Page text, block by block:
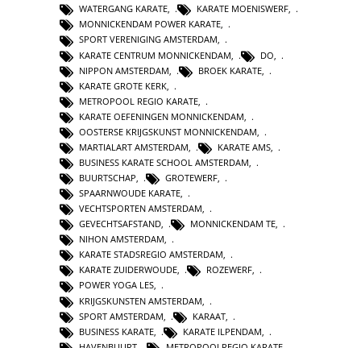
WATERGANG KARATE, KARATE MOENISWERF,
MONNICKENDAM POWER KARATE,
SPORT VERENIGING AMSTERDAM,
KARATE CENTRUM MONNICKENDAM
DO
NIPPON AMSTERDAM
BROEK KARATE
KARATE GROTE KERK
METROPOOL REGIO KARATE
KARATE OEFENINGEN MONNICKENDAM
OOSTERSE KRIJGSKUNST MONNICKENDAM
MARTIALART AMSTERDAM
KARATE AMS
BUSINESS KARATE SCHOOL AMSTERDAM
BUURTSCHAP, GROTEWERF,
SPAARNWOUDE KARATE,
VECHTSPORTEN AMSTERDAM,
GEVECHTSAFSTAND, MONNICKENDAM TE,
NIHON AMSTERDAM,
KARATE STADSREGIO AMSTERDAM,
KARATE ZUIDERWOUDE, ROZEWERF,
POWER YOGA LES,
KRIJGSKUNSTEN AMSTERDAM
SPORT AMSTERDAM
KARAAT
BUSINESS KARATE
KARATE ILPENDAM